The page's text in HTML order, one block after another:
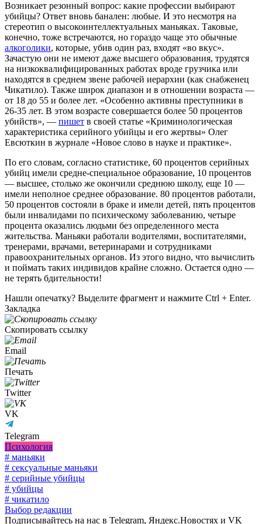
Возникает резонный вопрос: какие профессии выбирают
убийцы? Ответ вновь банален: любые. И это несмотря на
стереотип о высокоинтеллектуальных маньяках. Таковые,
конечно, тоже встречаются, но гораздо чаще это обычные
алкоголики, которые, убив один раз, входят «во вкус».
Зачастую они не имеют даже высшего образования, трудятся
на низкоквалифицированных работах вроде грузчика или
находятся в среднем звене рабочей иерархии (как снабженец
Чикатило). Также широк диапазон и в отношении возраста —
от 18 до 55 и более лет. «Особенно активны преступники в
26-35 лет. В этом возрасте совершается более 50 процентов
убийств», — пишет в своей статье «Криминологическая
характеристика серийного убийцы и его жертвы» Олег
Евсюткин в журнале «Новое слово в науке и практике».
По его словам, согласно статистике, 60 процентов серийных
убийц имели средне-специальное образование, 10 процентов
— высшее, столько же окончили среднюю школу, еще 10 —
имели неполное среднее образование. 80 процентов работали,
50 процентов состояли в браке и имели детей, пять процентов
были инвалидами по психическому заболеванию, четыре
процента оказались людьми без определенного места
жительства. Маньяки работали водителями, воспитателями,
тренерами, врачами, ветеринарами и сотрудниками
правоохранительных органов. Из этого видно, что вычислить
и поймать таких индивидов крайне сложно. Остается одно —
не терять бдительности!
Нашли опечатку? Выделите фрагмент и нажмите Ctrl + Enter.
Закладка
Скопировать ссылку
Email
Печать
Twitter
VK
Telegram
Психология
# маньяки
# сексуальные маньяки
# серийные убийцы
# убийцы
# чикатило
Выбор редакции
Подписывайтесь на нас в Telegram, Яндекс.Новостях и VK